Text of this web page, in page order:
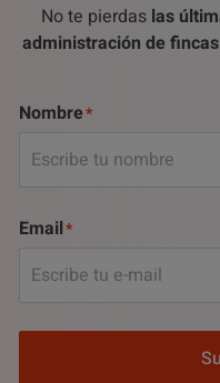
No te pierdas las
administración de fincas
Nombre
Email